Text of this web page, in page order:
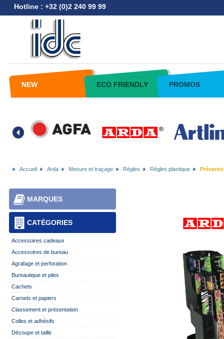
Hotline : +32 (0)2 240 99 99
NEW ECO FRIENDLY PROMOS
Accueil Arda Mesure et traçage Règles Règles plastique
CATÉGORIES
MARQUES
Accessoires cadeaux
Accessoires de bureau
Agrafage et perforation
Bureautique et piles
Cachets
Carnets et papiers
Classement et présentation
Colles et adhésifs
Découpe et taille